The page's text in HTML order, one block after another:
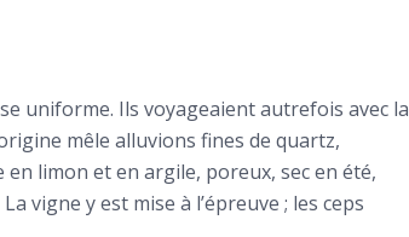
uniforme. Ils voyageaient autrefois avec la
mêle alluvions fines de quartz,
limon et en argile, poreux, sec en été,
vigne y est mise à l’épreuve ; les ceps